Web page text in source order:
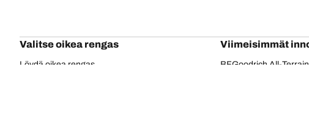
Valitse oikea rengas
Löydä oikea rengas
Viimeisimmät
BFGoodrich All-